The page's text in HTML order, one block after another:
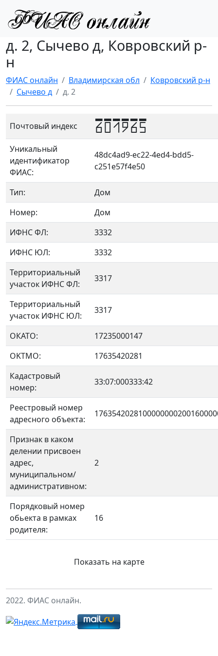
д. 2, Сычево д, Ковровский р-
н
ФИАС онлайн Владимирская обл
Ковровский р-н
Сычево д
д. 2
Почтовый индекс 601965
Уникальный
идентификатор
ФИАС:
48dc4ad9-ec22-4ed4-bdd5-
c251e57f4e50
Тип:
Дом
Номер:
Дом
ИФНС ФЛ:
3332
ИФНС ЮЛ:
3332
Территориальный
участок ИФНС ФЛ:
3317
Территориальный
участок ИФНС ЮЛ:
3317
ОКАТО:
17235000147
OKTMO:
17635420281
Кадастровый
номер:
33:07:000333:42
Реестровый номер
адресного объекта:
Признак в каком
делении присвоен
адрес,
муниципальном/
административном:
2
Порядковый номер
обьекта в рамках
родителя:
16
Показать на карте
2022. ФИАС онлайн.